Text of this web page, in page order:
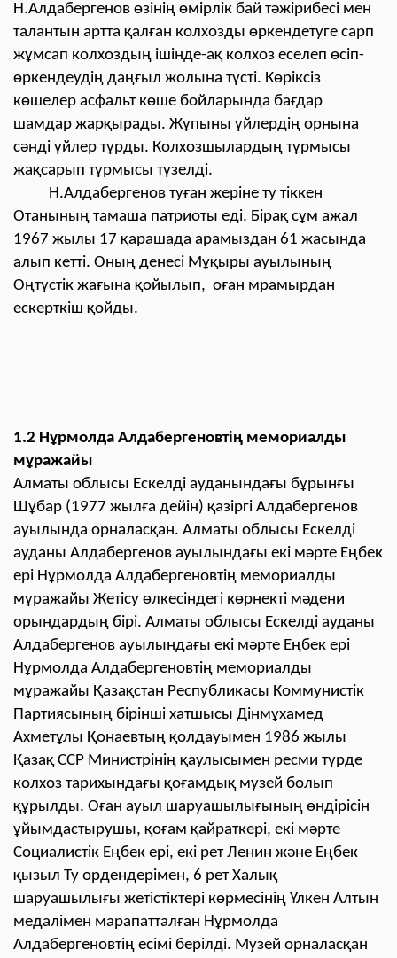
Н.Алдабергенов өзінің өмірлік бай тәжірибесі мен
талантын артта қалған колхозды өркендетуге сарп
жұмсап колхоздың ішінде-ақ колхоз еселеп өсіп-
өркендеудің даңғыл жолына түсті. Көріксіз
көшелер асфальт көше бойларында бағдар
шамдар жарқырады. Жұпыны үйлердің орнына
сәнді үйлер тұрды. Колхозшылардың тұрмысы
жақсарып тұрмысы түзелді.
Н.Алдабергенов туған жеріне ту тіккен
Отанының тамаша патриоты еді. Бірақ сұм ажал
1967 жылы 17 қарашада арамыздан 61 жасында
алып кетті. Оның денесі Мұқыры ауылының
Оңтүстік жағына қойылып, оған мрамырдан
ескерткіш қойды.
1.2 Нұрмолда Алдабергеновтің мемориалды
мұражайы
Алматы облысы Ескелді ауданындағы бұрынғы
Шұбар (1977 жылға дейін) қазіргі Алдабергенов
ауылында орналасқан. Алматы облысы Ескелді
ауданы Алдабергенов ауылындағы екі мәрте Еңбек
ері Нұрмолда Алдабергеновтің мемориалды
мұражайы Жетісу өлкесіндегі көрнекті мәдени
орындардың бірі. Алматы облысы Ескелді ауданы
Алдабергенов ауылындағы екі мәрте Еңбек ері
Нұрмолда Алдабергеновтің мемориалды
мұражайы Қазақстан Республикасы Коммунистік
Партиясының бірінші хатшысы Дінмұхамед
Ахметұлы Қонаевтың қолдауымен 1986 жылы
Қазақ ССР Министрінің қаулысымен ресми түрде
колхоз тарихындағы қоғамдық музей болып
құрылды. Оған ауыл шаруашылығының өндірісін
ұйымдастырушы, қоғам қайраткері, екі мәрте
Социалистік Еңбек ері, екі рет Ленин және Еңбек
қызыл Ту ордендерімен, 6 рет Халық
шаруашылығы жетістіктері көрмесінің Үлкен Алтын
медалімен марапатталған Нұрмолда
Алдабергеновтің есімі берілді. Музей орналасқан